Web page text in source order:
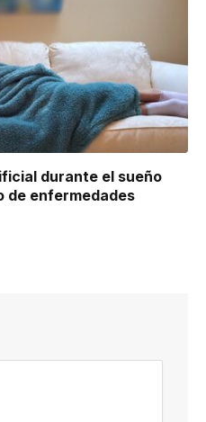
durante el sueño
de enfermedades